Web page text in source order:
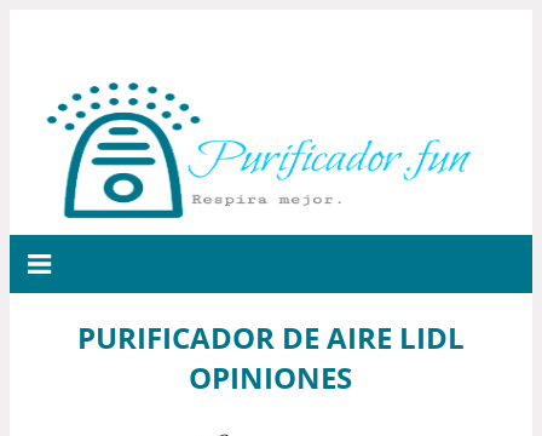
PURIFICADOR DE AIRE LIDL
OPINIONES